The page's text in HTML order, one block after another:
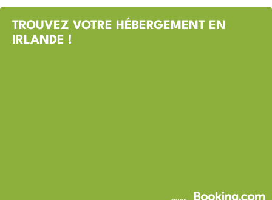
TROUVEZ VOTRE HÉBERGEMENT EN
IRLANDE !